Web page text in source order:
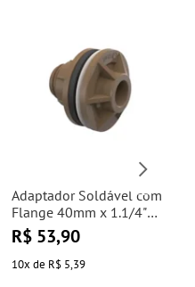
Adaptador Soldável com
Flange 40mm x 1.1/4"
Tigre
R$ 53,90
10x de R$ 5,39